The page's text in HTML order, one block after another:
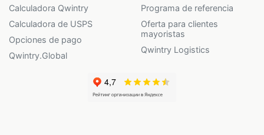
Calculadora Qwintry
Calculadora de USPS
Opciones de pago
Qwintry.Global
Programa de referencia
Oferta para clientes
mayoristas
Qwintry Logistics